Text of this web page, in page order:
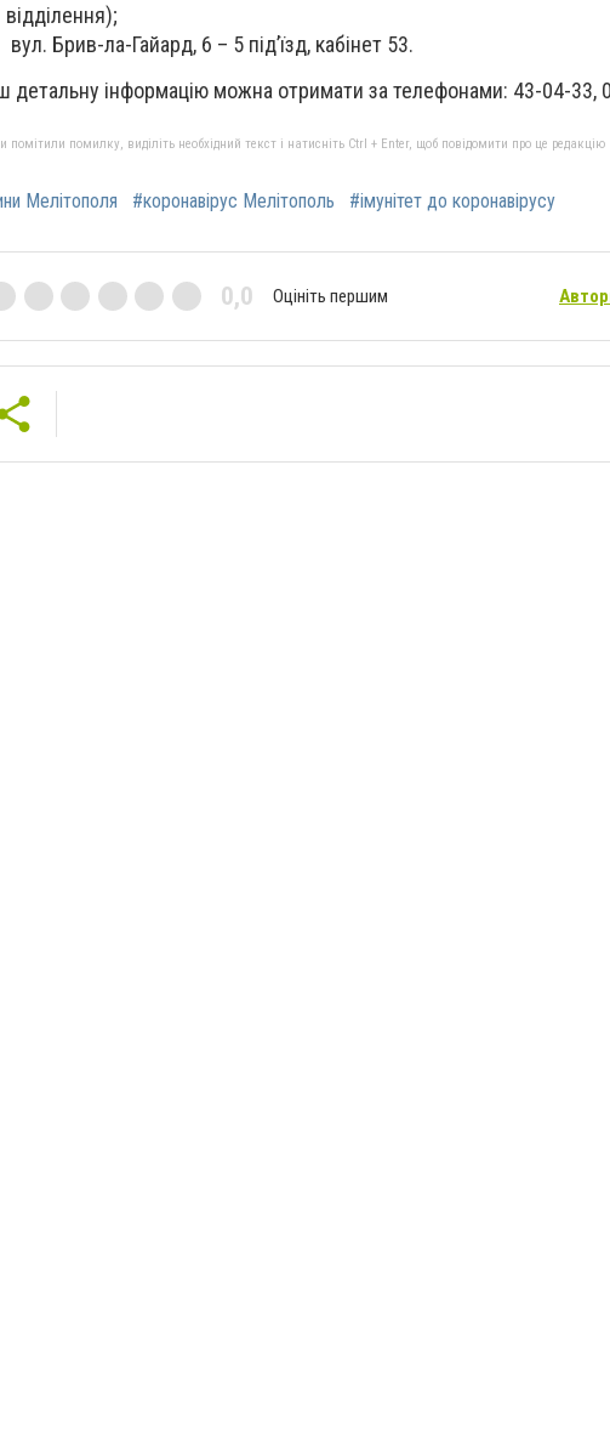
відділення);
вул. Брив-ла-Гайард, 6 – 5 під’їзд, кабінет 53.
детальну інформацію можна отримати за телефонами: 43-04-33,
помітили помилку, виділіть необхідний текст і натисніть Ctrl + Enter, щоб повідомити про це редакцію
Мелітополя #коронавірус Мелітополь #імунітет до коронавірусу
0,0 Оцініть першим